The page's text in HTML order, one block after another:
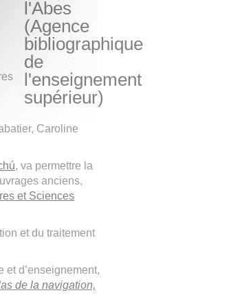
Caroline
, va permettre la
anciens,
et Sciences
et du traitement
et d’enseignement,
de la navigation,